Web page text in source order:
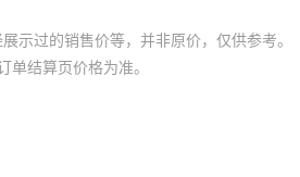
示过的销售价等，并非原价，仅供参考。
结算页价格为准。